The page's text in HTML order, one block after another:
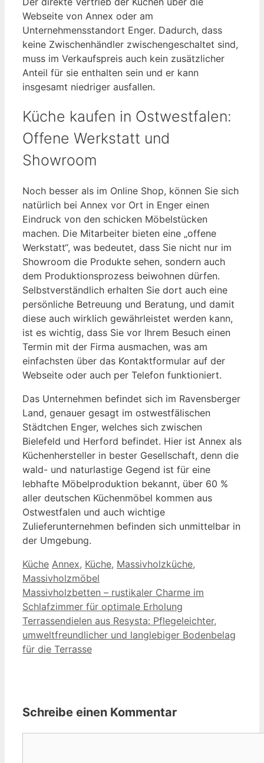
Webseite von Annex oder am
Unternehmensstandort Enger. Dadurch, dass
keine Zwischenhändler zwischengeschaltet sind,
muss im Verkaufspreis auch kein zusätzlicher
Anteil für sie enthalten sein und er kann
insgesamt niedriger ausfallen.
Küche kaufen in Ostwestfalen:
Offene Werkstatt und
Showroom
Noch besser als im Online Shop, können Sie sich
natürlich bei Annex vor Ort in Enger einen
Eindruck von den schicken Möbelstücken
machen. Die Mitarbeiter bieten eine „offene
Werkstatt“, was bedeutet, dass Sie nicht nur im
Showroom die Produkte sehen, sondern auch
dem Produktionsprozess beiwohnen dürfen.
Selbstverständlich erhalten Sie dort auch eine
persönliche Betreuung und Beratung, und damit
diese auch wirklich gewährleistet werden kann,
ist es wichtig, dass Sie vor Ihrem Besuch einen
Termin mit der Firma ausmachen, was am
einfachsten über das Kontaktformular auf der
Webseite oder auch per Telefon funktioniert.
Das Unternehmen befindet sich im Ravensberger
Land, genauer gesagt im ostwestfälischen
Städtchen Enger, welches sich zwischen
Bielefeld und Herford befindet. Hier ist Annex als
Küchenhersteller in bester Gesellschaft, denn die
wald- und naturlastige Gegend ist für eine
lebhafte Möbelproduktion bekannt, über 60 %
aller deutschen Küchenmöbel kommen aus
Ostwestfalen und auch wichtige
Zulieferunternehmen befinden sich unmittelbar in
der Umgebung.
Kategorien
Küche Schlagwörter
Annex, Küche, Massivholzküche,
Massivholzmöbel
Massivholzbetten – rustikaler Charme im
Schlafzimmer für optimale Erholung
Terrassendielen aus Resysta: Pflegeleichter,
umweltfreundlicher und langlebiger Bodenbelag
für die Terrasse
Schreibe einen Kommentar